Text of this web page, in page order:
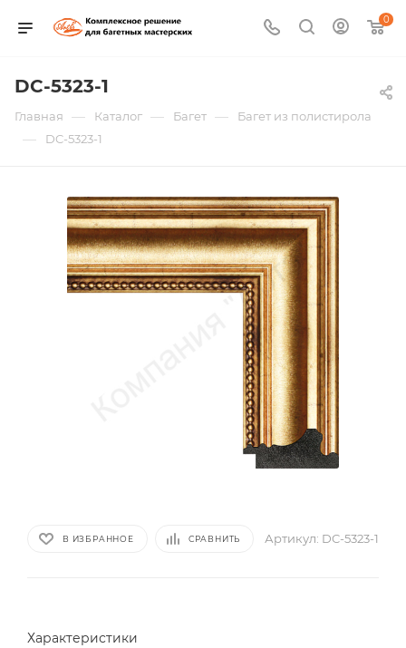
0
DC-5323-1
Главная — Каталог — Багет — Багет из полистирола
— DC-5323-1
В ИЗБРАННОЕ СРАВНИТЬ Артикул: DC-5323-1
Характеристики